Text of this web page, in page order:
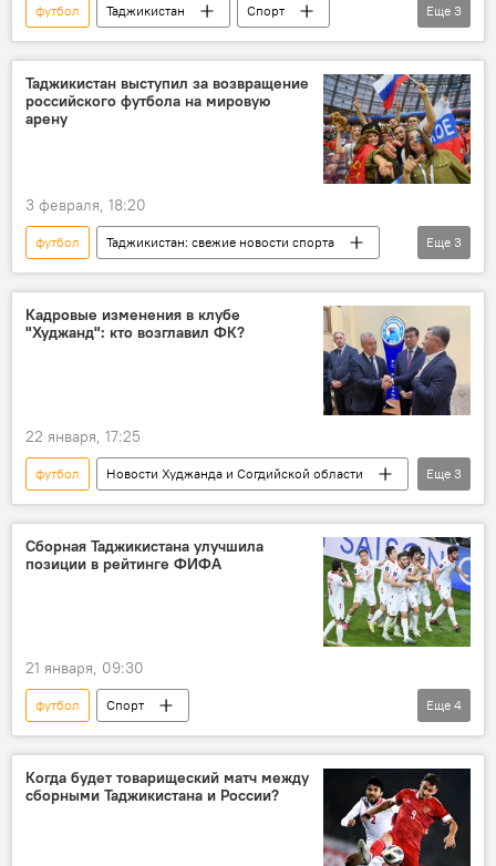
футбол Таджикистан
Спорт
Таджикистан: свежие новости спорта
Еще 3
Таджикистан выступил за возвращение
российского футбола на мировую
арену
3 февраля, 18:20
футбол
Таджикистан: свежие новости спорта
Таджикистан
Россия Мир
Еще 3
Кадровые изменения в клубе
"Худжанд": кто возглавил ФК?
22 января, 17:25
футбол
Новости Худжанда и Согдийской области
Спорт
Таджикистан: свежие новости спорта
Таджикистан
Еще 3
Сборная Таджикистана улучшила
позиции в рейтинге ФИФА
21 января, 09:30
футбол
Спорт
Таджикистан: свежие новости спорта
Таджикистан
ФИФА ФФТ
Еще 4
Когда будет товарищеский матч между
сборными Таджикистана и России?